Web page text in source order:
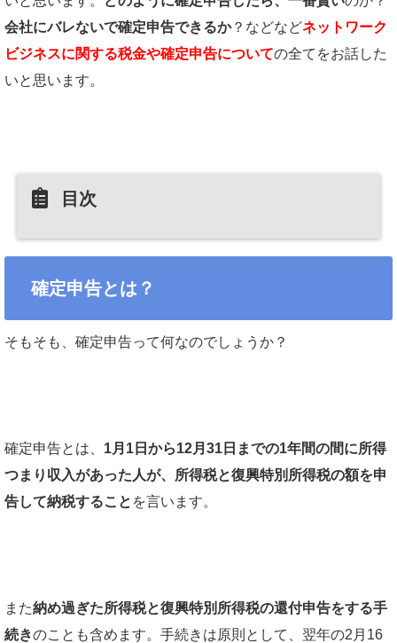
会社にバレないで確定申告できるか？などなどネットワーク
ビジネスに関する税金や確定申告についての全てをお話した
いと思います。
目次
確定申告とは？
そもそも、確定申告って何なのでしょうか？
確定申告とは、 1月1日から12月31日までの1年間の間に所得
つまり収入があった人が、所得税と復興特別所得税の額を申
告して納税すること を言います。
また納め過ぎた所得税と復興特別所得税の還付申告をする手
続きのことも含めます。手続きは原則として、翌年の2月16